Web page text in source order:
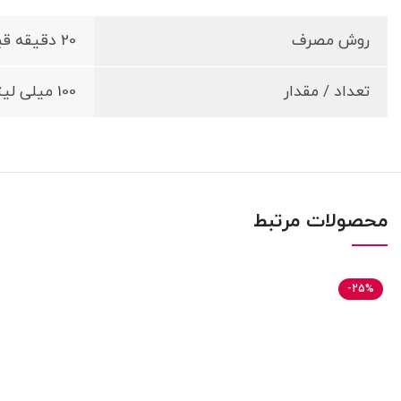
روش مصرف 20 دقیقه قبل از مجاورت با نور خورشید استفاده شود.
تعداد / مقدار 100 میلی لیتر
محصولات مرتبط
-25%